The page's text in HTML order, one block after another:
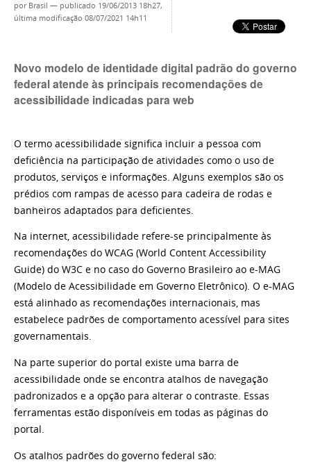
por Brasil — publicado 19/06/2013 18h27,
última modificação 08/07/2021 14h11
Novo modelo de identidade digital padrão do governo
federal atende às principais recomendações de
acessibilidade indicadas para web
O termo acessibilidade significa incluir a pessoa com
deficiência na participação de atividades como o uso de
produtos, serviços e informações. Alguns exemplos são os
prédios com rampas de acesso para cadeira de rodas e
banheiros adaptados para deficientes.
Na internet, acessibilidade refere-se principalmente às
recomendações do WCAG (World Content Accessibility
Guide) do W3C e no caso do Governo Brasileiro ao e-MAG
(Modelo de Acessibilidade em Governo Eletrônico). O e-MAG
está alinhado as recomendações internacionais, mas
estabelece padrões de comportamento acessível para sites
governamentais.
Na parte superior do portal existe uma barra de
acessibilidade onde se encontra atalhos de navegação
padronizados e a opção para alterar o contraste. Essas
ferramentas estão disponíveis em todas as páginas do
portal.
Os atalhos padrões do governo federal são: